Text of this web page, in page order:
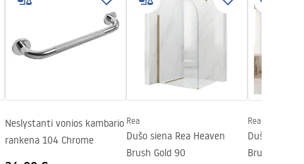
Neslystanti vonios kambario
rankena 104 Chrome
Rea
Dušo siena Rea Heaven
Brush Gold 90
Rea
Dušo siena
Brush Gold